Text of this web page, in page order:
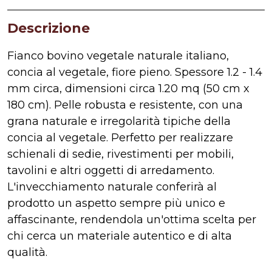
Descrizione
Fianco bovino vegetale naturale italiano,
concia al vegetale, fiore pieno. Spessore 1.2 - 1.4
mm circa, dimensioni circa 1.20 mq (50 cm x
180 cm). Pelle robusta e resistente, con una
grana naturale e irregolarità tipiche della
concia al vegetale. Perfetto per realizzare
schienali di sedie, rivestimenti per mobili,
tavolini e altri oggetti di arredamento.
L'invecchiamento naturale conferirà al
prodotto un aspetto sempre più unico e
affascinante, rendendola un'ottima scelta per
chi cerca un materiale autentico e di alta
qualità.